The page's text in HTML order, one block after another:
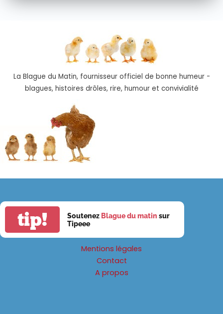
La Blague du Matin, fournisseur officiel de bonne humeur -
blagues, histoires drôles, rire, humour et convivialité
tip! Soutenez Blague du matin sur
Tipeee
Mentions légales
Contact
A propos